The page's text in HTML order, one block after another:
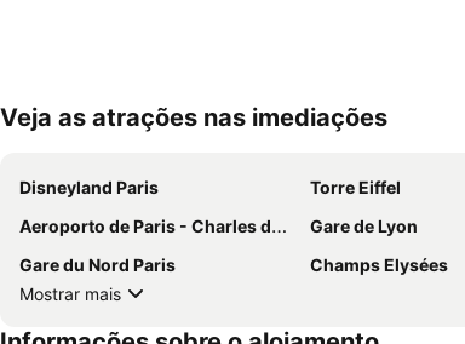
Veja as atrações nas imediações
Disneyland Paris Torre Eiffel
Aeroporto de Paris - Charles de Gaulle
Gare de Lyon
Gare du Nord Paris
Champs Elysées
Mostrar mais